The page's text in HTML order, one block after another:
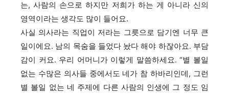
는, 사람의 손으로 하지만 저희가 하는 게 아니라 신의
영역이라는 생각도 많이 들어요.
사실 의사라는 직업이 저라는 그릇으로 담기엔 너무 큰
일이에요. 남의 목숨을 들었다 놨다 해야 하잖아요. 부담
감이 커요. 우리 어머니가 이렇게 말씀하세요. “별 볼일
없는 수많은 의사들 중에서도 네가 참 하바리인데, 그런
별 볼일 없는 네 주제에 다른 사람의 인생에 그 정도 임